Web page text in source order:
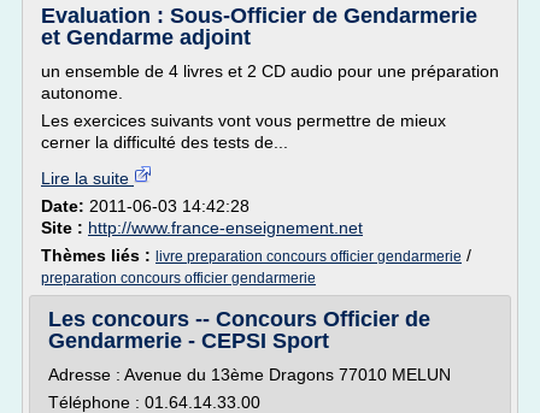
Evaluation : Sous-Officier de Gendarmerie
et Gendarme adjoint
un ensemble de 4 livres et 2 CD audio pour une préparation
autonome.
Les exercices suivants vont vous permettre de mieux
cerner la difficulté des tests de...
Lire la suite
Date: 2011-06-03 14:42:28
Site : http://www.france-enseignement.net
Thèmes liés : livre preparation concours officier gendarmerie /
preparation concours officier gendarmerie
Les concours -- Concours Officier de
Gendarmerie - CEPSI Sport
Adresse : Avenue du 13ème Dragons 77010 MELUN
Téléphone : 01.64.14.33.00